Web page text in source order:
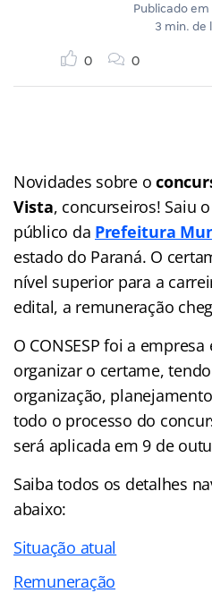
Publicado em
3 min. de
0 0
Novidades sobre o
Vista, concurseiros! Saiu
público da Prefeitura
estado do Paraná. O
nível superior para a
edital, a remuneração
O CONSESP foi a
organizar o certame,
organização,
todo o processo do
será aplicada em 9 de
Saiba todos os detalhes
abaixo:
Situação atual
Remuneração